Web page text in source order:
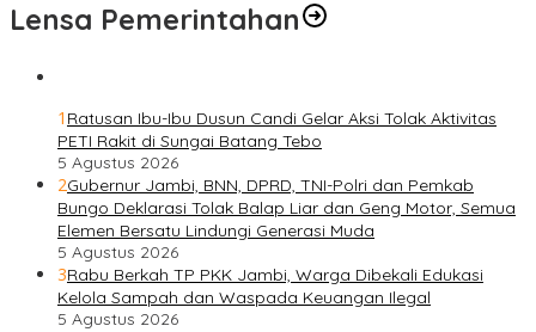
Lensa Pemerintahan
1 Ratusan Ibu-Ibu Dusun Candi Gelar Aksi Tolak Aktivitas
PETI Rakit di Sungai Batang Tebo
5 Agustus 2026
2Gubernur Jambi, BNN, DPRD, TNI-Polri dan Pemkab
Bungo Deklarasi Tolak Balap Liar dan Geng Motor, Semua
Elemen Bersatu Lindungi Generasi Muda
5 Agustus 2026
3Rabu Berkah TP PKK Jambi, Warga Dibekali Edukasi
Kelola Sampah dan Waspada Keuangan Ilegal
5 Agustus 2026